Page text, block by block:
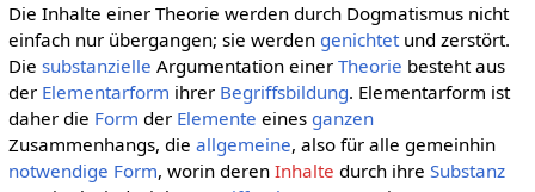
Die Inhalte einer Theorie werden durch Dogmatismus nicht
einfach nur übergangen; sie werden genichtetund zerstört.
Die substanzielle Argumentation einer Theorie besteht aus
der Elementarform ihrer Begriffsbildung. Elementarform ist
daher die Form der Elemente eines ganzen
Zusammenhangs, die allgemeine, also für alle gemeinhin
notwendige Form, worin deren Inhalte durch ihre Substanz